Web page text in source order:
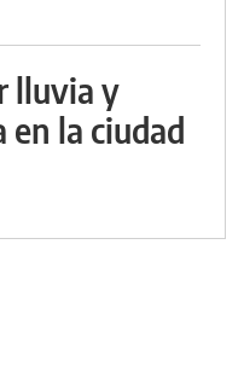
lluvia y
en la ciudad